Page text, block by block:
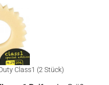
Class1 (2 Stück)